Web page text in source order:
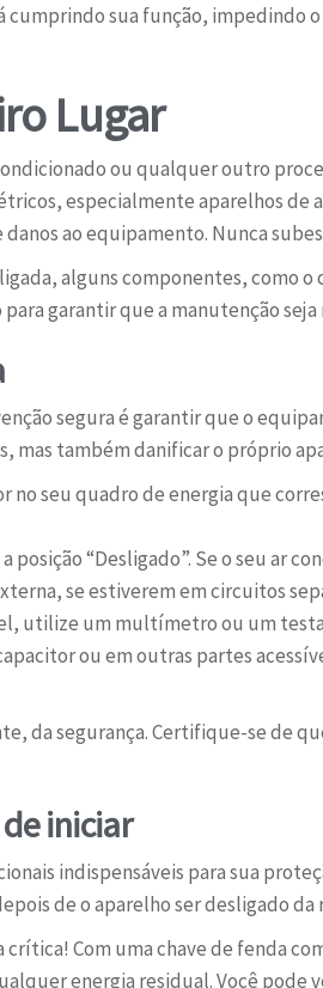
cumprindo sua função, impedindo
Lugar
ou qualquer outro
especialmente aparelhos de
ao equipamento. Nunca
alguns componentes, como
garantir que a manutenção
segura é garantir que o
mas também danificar o próprio
seu quadro de energia que
a posição “Desligado”. Se o seu
se estiverem em circuitos
utilize um multímetro ou um
ou em outras partes
da segurança. Certifique-se de
iniciar
indispensáveis para sua
de o aparelho ser desligado
crítica! Com uma chave de fenda
energia residual. Você pode